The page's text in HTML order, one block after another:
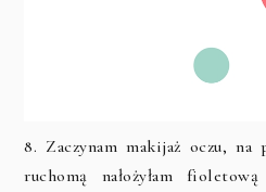
8. Zaczynam makijaż oczu, na
ruchomą nałożyłam